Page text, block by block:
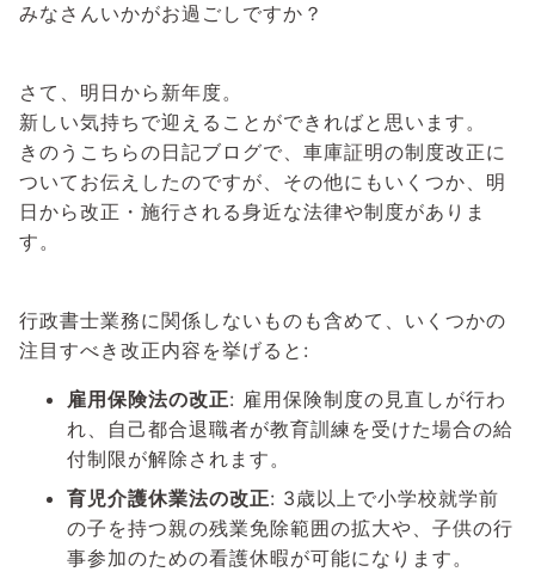
みなさんいかがお過ごしですか？
さて、明日から新年度。
新しい気持ちで迎えることができればと思います。
きのうこちらの日記ブログで、車庫証明の制度改正に
ついてお伝えしたのですが、その他にもいくつか、明
日から改正・施行される身近な法律や制度がありま
す。
行政書士業務に関係しないものも含めて、いくつかの
注目すべき改正内容を挙げると:
雇用保険法の改正: 雇用保険制度の見直しが行わ
れ、自己都合退職者が教育訓練を受けた場合の給
付制限が解除されます。
育児介護休業法の改正: 3歳以上で小学校就学前
の子を持つ親の残業免除範囲の拡大や、子供の行
事参加のための看護休暇が可能になります。